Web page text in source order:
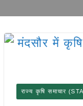
राज्य कृषि समाचार